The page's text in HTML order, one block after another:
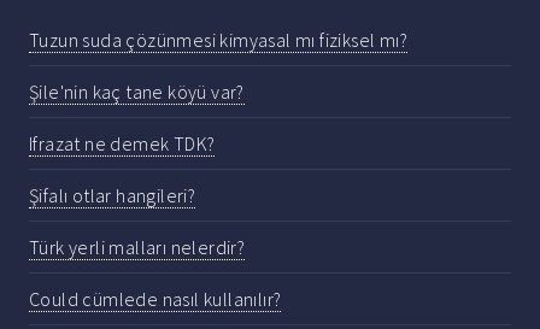
Tuzun suda çözünmesi kimyasal mı fiziksel mı?
Şile'nin kaç tane köyü var?
Ifrazat ne demek TDK?
Şifalı otlar hangileri?
Türk yerli malları nelerdir?
Could cümlede nasıl kullanılır?